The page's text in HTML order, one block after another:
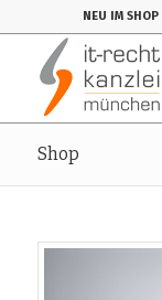
NEU IM SHOP
Shop